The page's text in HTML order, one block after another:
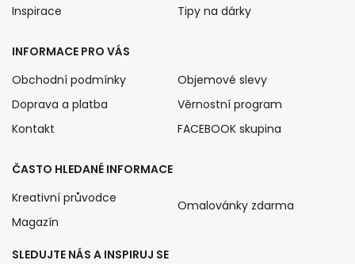
SLEDUJTE NÁS A INSPIRUJ SE
Inspirace
Tipy na dárky
INFORMACE PRO VÁS
Obchodní podmínky
Doprava a platba
Kontakt
Objemové slevy
Věrnostní program
FACEBOOK skupina
ČASTO HLEDANÉ INFORMACE
Kreativní průvodce
Magazín
Omalovánky zdarma